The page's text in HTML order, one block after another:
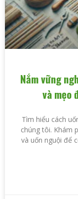
Nắm vững
và mẹo
Tìm hiểu cách
chúng tôi. Khám
và uốn nguội để